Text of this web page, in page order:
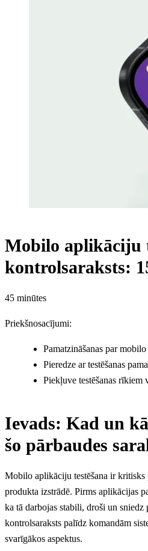
Mobilo aplikāciju
kontrolsaraksts:
45 minūtes
Priekšnosacījumi:
Pamatzināšanas par
Pieredze ar testēšanas
Piekļuve testēšanas rīkiem
Ievads: Kad un
šo pārbaudes
Mobilo aplikāciju testēšana ir kritisks
produkta izstrādē. Pirms aplikācijas
ka tā darbojas stabili, droši un
kontrolsaraksts palīdz komandām
svarīgākos aspektus.